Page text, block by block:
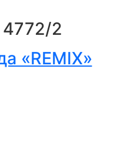
2
«REMIX»